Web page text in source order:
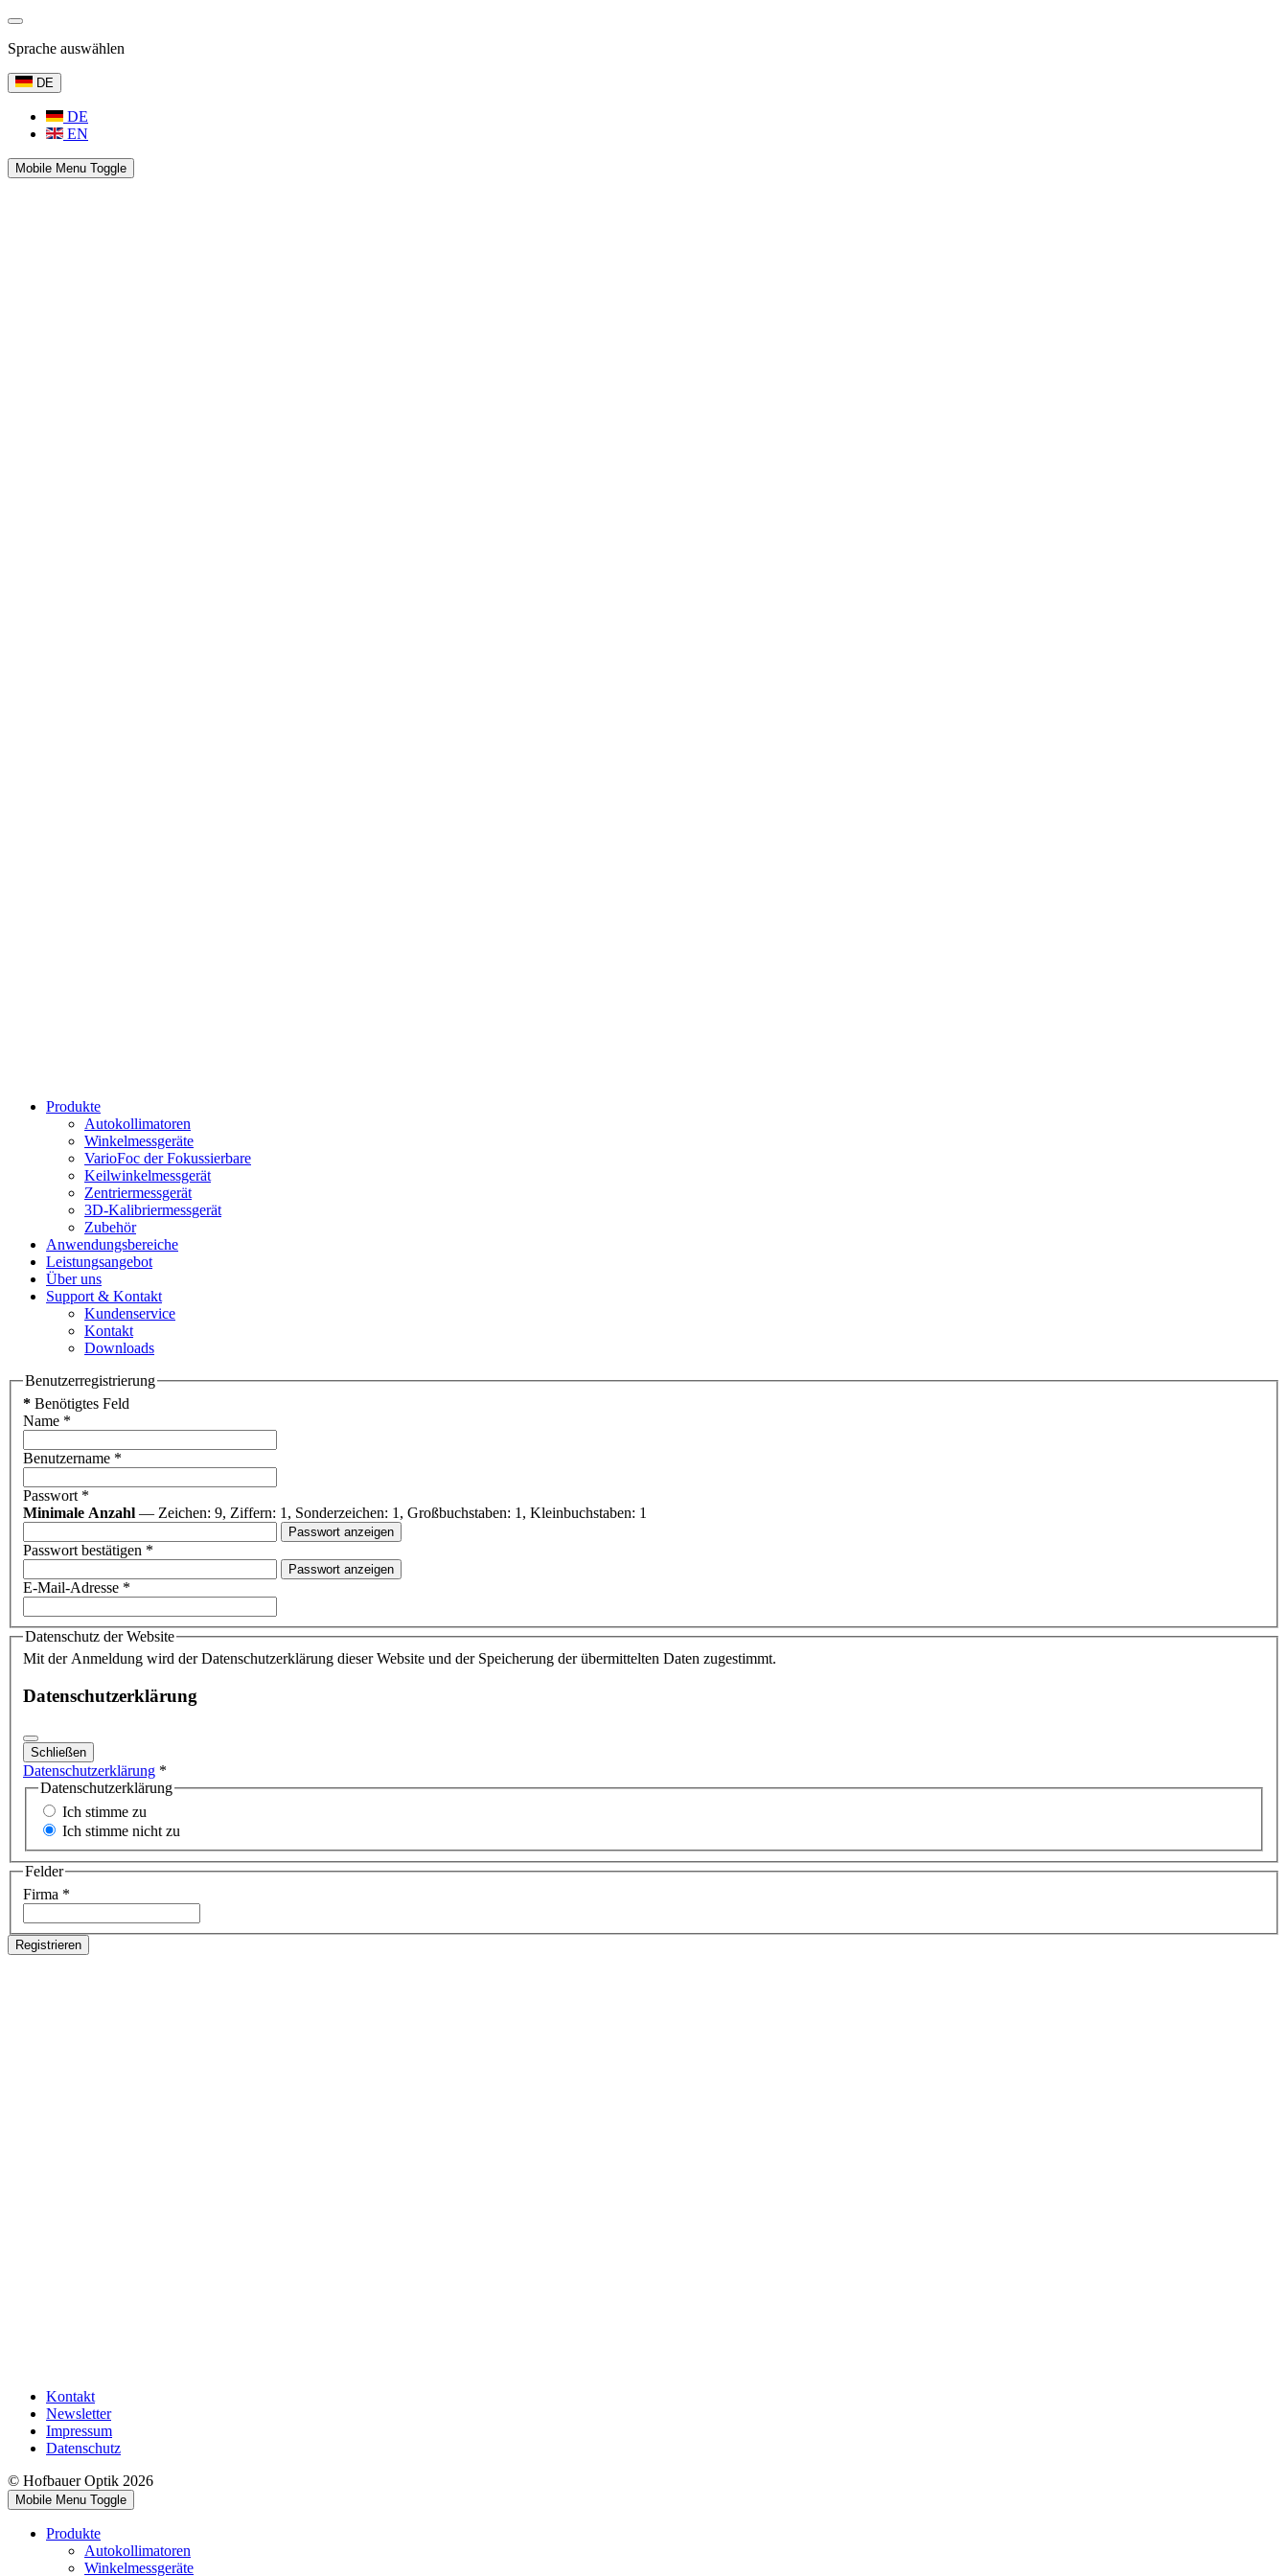
Sprache auswählen
DE
DE
EN
Mobile Menu Toggle
Produkte
Autokollimatoren
Winkelmessgeräte
VarioFoc der Fokussierbare
Keilwinkelmessgerät
Zentriermessgerät
3D-Kalibriermessgerät
Zubehör
Anwendungsbereiche
Leistungsangebot
Über uns
Support & Kontakt
Kundenservice
Kontakt
Downloads
Benutzerregistrierung
* Benötigtes Feld
Name *
Benutzername *
Passwort *
Minimale Anzahl — Zeichen: 9, Ziffern: 1, Sonderzeichen: 1, Großbuchstaben: 1, Kleinbuchstaben: 1
Passwort anzeigen
Passwort bestätigen *
Passwort anzeigen
E-Mail-Adresse *
Datenschutz der Website
Mit der Anmeldung wird der Datenschutzerklärung dieser Website und der Speicherung der übermittelten Daten zugestimmt.
Datenschutzerklärung
Schließen
Datenschutzerklärung *
Datenschutzerklärung
Ich stimme zu
Ich stimme nicht zu
Felder
Firma *
Registrieren
Kontakt
Newsletter
Impressum
Datenschutz
© Hofbauer Optik 2026
Mobile Menu Toggle
Produkte
Autokollimatoren
Winkelmessgeräte